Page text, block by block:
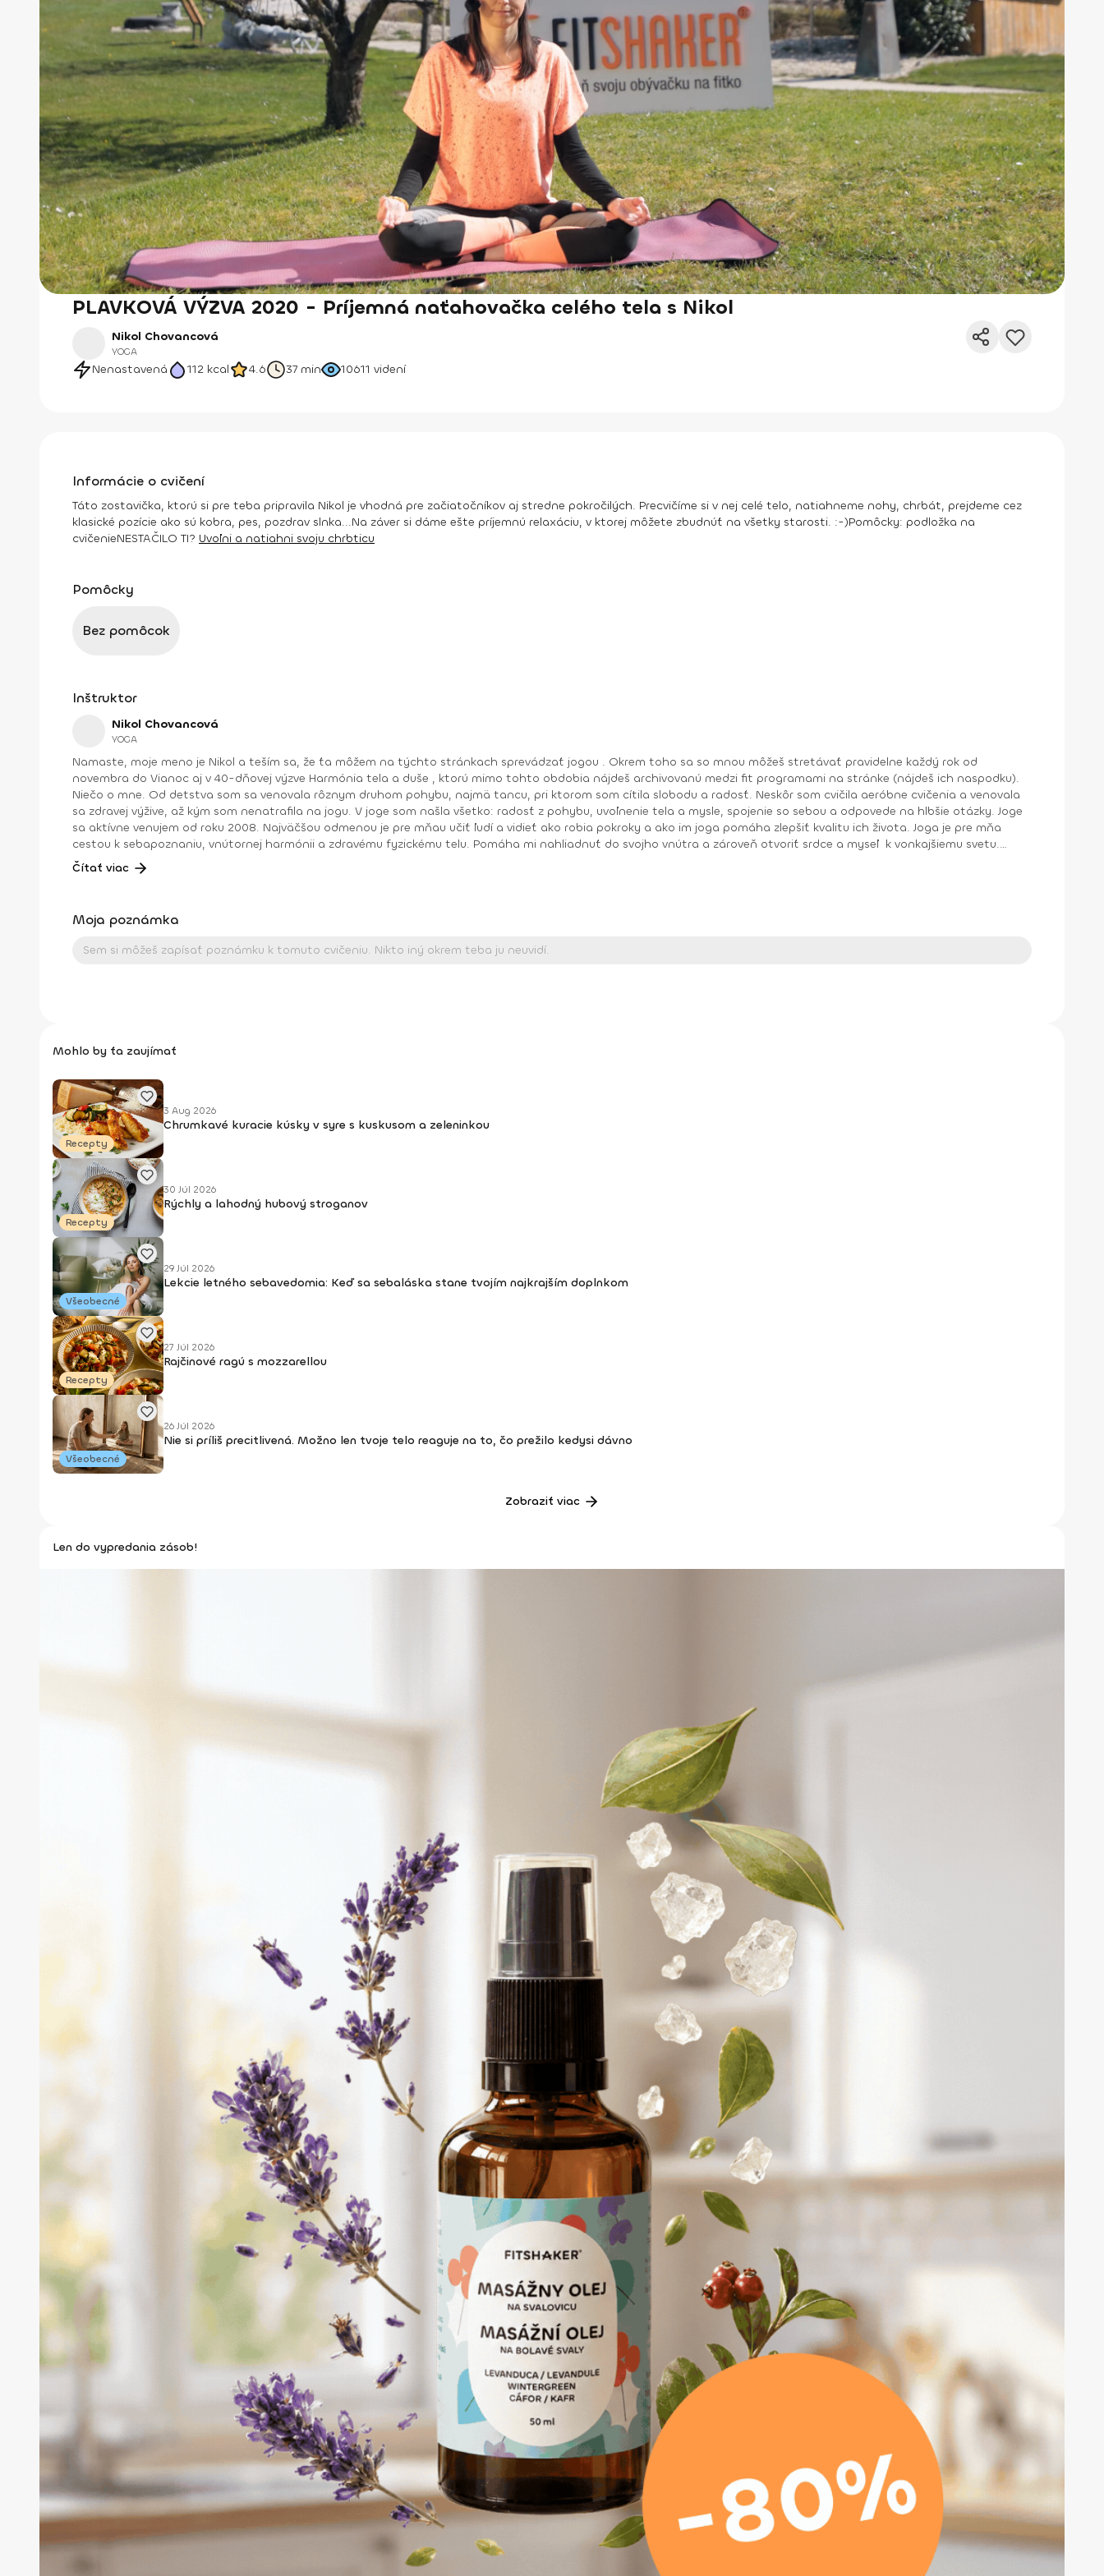
PLAVKOVÁ VÝZVA 2020 - Príjemná naťahovačka celého tela s Nikol
Nikol Chovancová
YOGA
Nenastavená 112 kcal 4.6 37 min 10611 videní
Informácie o cvičení
Táto zostavička, ktorú si pre teba pripravila Nikol je vhodná pre začiatočníkov aj stredne pokročilých. Precvičíme si v nej celé telo, natiahneme nohy, chrbát, prejdeme cez
klasické pozície ako sú kobra, pes, pozdrav slnka...Na záver si dáme ešte príjemnú relaxáciu, v ktorej môžete zbudnúť na všetky starosti. :-)Pomôcky: podložka na
cvičenieNESTAČILO TI? Uvoľni a natiahni svoju chrbticu
Pomôcky
Bez pomôcok
Inštruktor
Nikol Chovancová
YOGA
Namaste, moje meno je Nikol a teším sa, že ťa môžem na týchto stránkach sprevádzať jogou . Okrem toho sa so mnou môžeš stretávať pravidelne každý rok od
novembra do Vianoc aj v 40-dňovej výzve Harmónia tela a duše , ktorú mimo tohto obdobia nájdeš archivovanú medzi fit programami na stránke (nájdeš ich naspodku).
Niečo o mne. Od detstva som sa venovala rôznym druhom pohybu, najmä tancu, pri ktorom som cítila slobodu a radosť. Neskôr som cvičila aeróbne cvičenia a venovala
sa zdravej výžive, až kým som nenatrafila na jogu. V joge som našla všetko: radosť z pohybu, uvoľnenie tela a mysle, spojenie so sebou a odpovede na hlbšie otázky. Joge
sa aktívne venujem od roku 2008. Najväčšou odmenou je pre mňau učiť ľudí a vidieť ako robia pokroky a ako im joga pomáha zlepšiť kvalitu ich života. Joga je pre mňa
cestou k sebapoznaniu, vnútornej harmónii a zdravému fyzickému telu. Pomáha mi nahliadnuť do svojho vnútra a zároveň otvoriť srdce a myseľ k vonkajšiemu svetu.
Vďaka nej je môj život krajší, lepší a plnohodnotnejší. Viac info o mne a joge nájdete na mojej stránke nikolchovancova.sk Dosiahnuté vzdelanie: Inštruktor powerjogy,
stupeň 1 a 2 – Powerjoga Akadémia Slovensko – lektori: Bc. Michaela Hluchová (SR), Václav Krejčík (ČR) Intenzívny odborný seminár Gravid jogy – lektor Ing. Dana
Čítať viac
Moja poznámka
Mohlo by ťa zaujímať
Recepty
3 Aug 2026
Chrumkavé kuracie kúsky v syre s kuskusom a zeleninkou
Recepty
30 Júl 2026
Rýchly a lahodný hubový stroganov
Všeobecné
29 Júl 2026
Lekcie letného sebavedomia: Keď sa sebaláska stane tvojím najkrajším doplnkom
Recepty
27 Júl 2026
Rajčinové ragú s mozzarellou
Všeobecné
26 Júl 2026
Nie si príliš precitlivená. Možno len tvoje telo reaguje na to, čo prežilo kedysi dávno
Zobraziť viac
Len do vypredania zásob!